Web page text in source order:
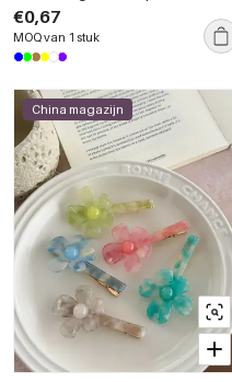
kleurverloop van plastic
€0,67
MOQ van 1 stuk
China magazijn